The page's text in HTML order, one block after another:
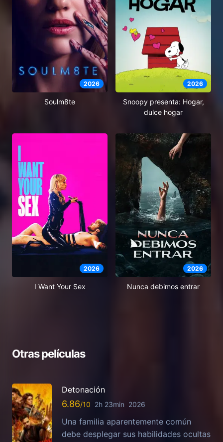
2026
Soulm8te
2026
Snoopy presenta: Hogar,
dulce hogar
2026
I Want Your Sex
2026
Nunca debimos entrar
Otras películas
Detonación
6.86 2h 23min 2026
Una familia aparentemente común
debe desplegar sus habilidades ocultas